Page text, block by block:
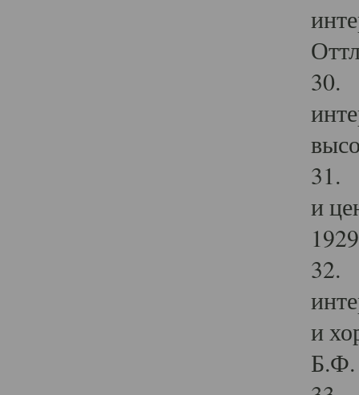
30.
31.
и
32.
и
Б.Ф.